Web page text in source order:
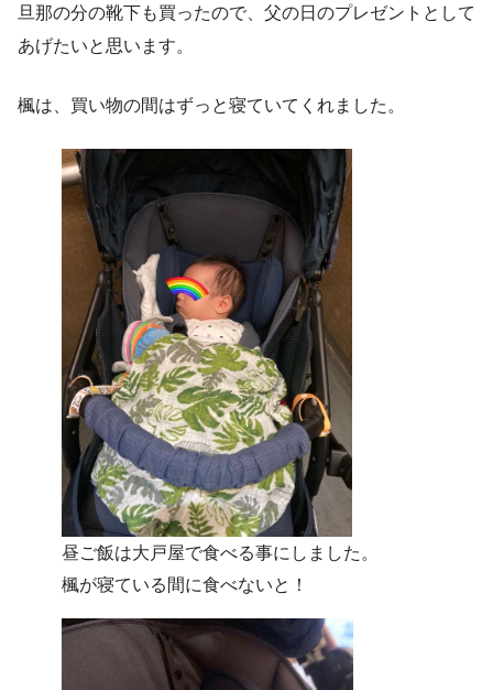
旦那の分の靴下も買ったので、父の日のプレゼントとして
あげたいと思います。
楓は、買い物の間はずっと寝ていてくれました。
昼ご飯は大戸屋で食べる事にしました。
楓が寝ている間に食べないと！